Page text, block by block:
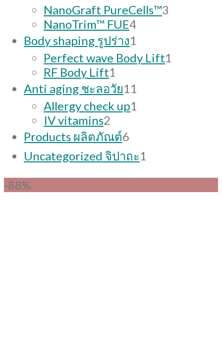
NanoGraft PureCells™3
NanoTrim™ FUE44
Body shaping รูปร่าง1
product
Perfect wave Body Lift1
RF Body Lift1
product
Anti aging ชะลอวัย11
Allergy check up1
IV vitamins2
products
Products ผลิตภัณต์6
Uncategorized จิปาถะ1
-88%